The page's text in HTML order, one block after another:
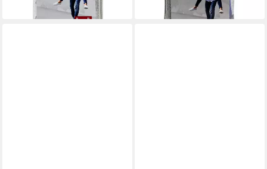
lieferbar - in 4-5 Werktagen bei dir